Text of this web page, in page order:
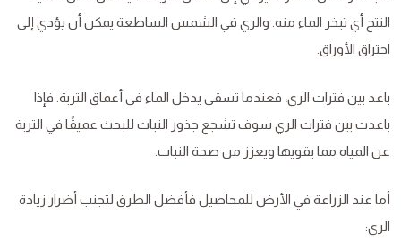
النتح أي تبخر الماء منه. والري في الشمس الساطعة يمكن أن يؤدي إلى
احتراق الأوراق.
باعد بين فترات الري، فعندما تسقي يدخل الماء في أعماق التربة. فإذا
باعدت بين فترات الري سوف تشجع جذور النبات للبحث عميقًا في التربة
عن المياه مما يقويها ويعزز من صحة النبات.
أما عند الزراعة في الأرض للمحاصيل فأفضل الطرق لتجنب أضرار زيادة
الري: